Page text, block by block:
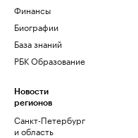
Финансы
Биографии
База знаний
РБК Образование
Новости
регионов
Санкт-Петербург
и область